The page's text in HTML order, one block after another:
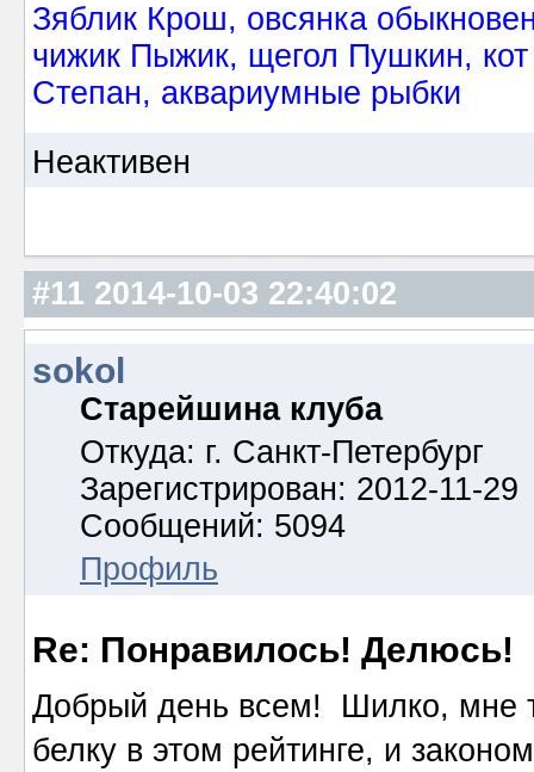
Зяблик Крош, овсянка
чижик Пыжик, щегол Пушкин,
Степан, аквариумные рыбки
Неактивен
#11 2014-10-03 22:40:02
sokol
Старейшина клуба
Откуда: г. Санкт-Петербург
Зарегистрирован: 2012-11-29
Сообщений: 5094
Профиль
Re: Понравилось! Делюсь!
Добрый день всем! Шилко, мне
белку в этом рейтинге, и